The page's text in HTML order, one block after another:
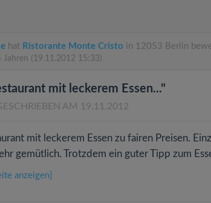
hat Ristorante Monte Cristo in 12053 Berlin
Jahren (19.11.2012 15:33)
mit leckerem Essen..."
AM 19.11.2012
mit leckerem Essen zu fairen Preisen.
gemütlich. Trotzdem ein guter Tipp zum
anzeigen]